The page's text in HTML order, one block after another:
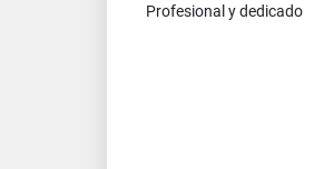
Profesional y dedicado